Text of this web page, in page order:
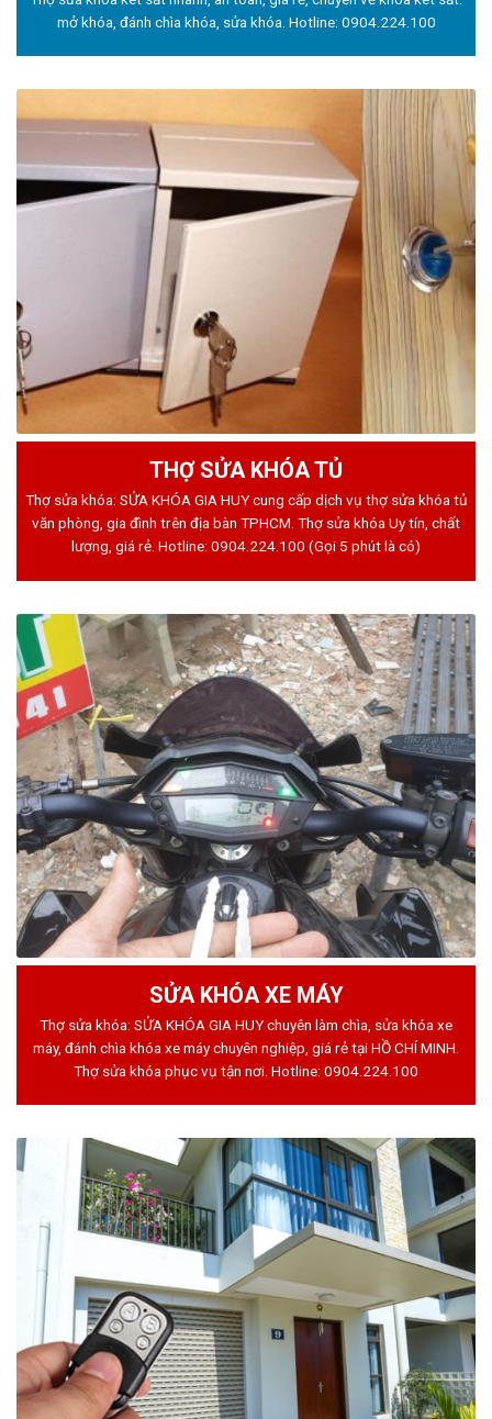
mở khóa, đánh chìa khóa, sửa khóa. Hotline: 0904.224.100
THỢ SỬA KHÓA TỦ
Thợ sửa khóa: SỬA KHÓA GIA HUY cung cấp dịch vụ thợ sửa khóa tủ
văn phòng, gia đình trên địa bàn TPHCM. Thợ sửa khóa Uy tín, chất
lượng, giá rẻ. Hotline: 0904.224.100 (Gọi 5 phút là có)
SỬA KHÓA XE MÁY
Thợ sửa khóa: SỬA KHÓA GIA HUY chuyên làm chìa, sửa khóa xe
máy, đánh chìa khóa xe máy chuyên nghiệp, giá rẻ tại HỒ CHÍ MINH.
Thợ sửa khóa phục vụ tận nơi. Hotline: 0904.224.100